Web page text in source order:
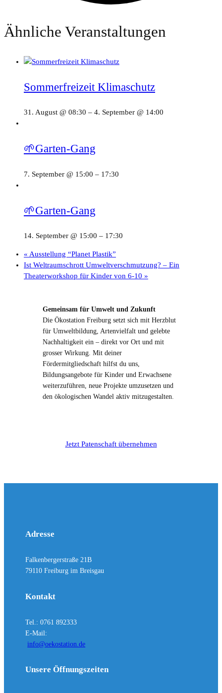
Ähnliche Veranstaltungen
Sommerfreizeit Klimaschutz
31. August @ 08:30 – 4. September @ 14:00
🌱Garten-Gang
7. September @ 15:00 – 17:30
🌱Garten-Gang
14. September @ 15:00 – 17:30
« Ausstellung “Planet Plastik”
Ist Weltraumschrott Umweltverschmutzung? – Ein
Theaterworkshop für Kinder von 6-10 »
Gemeinsam für Umwelt und Zukunft
Die Ökostation Freiburg setzt sich mit Herzblut
für Umweltbildung, Artenvielfalt und gelebte
Nachhaltigkeit ein – direkt vor Ort und mit
grosser Wirkung. Mit deiner
Fördermitgliedschaft hilfst du uns,
Bildungsangebote für Kinder und Erwachsene
weiterzuführen, neue Projekte umzusetzen und
den ökologischen Wandel aktiv mitzugestalten.
Jetzt Patenschaft übernehmen
Adresse
Falkenbergerstraße 21B
79110 Freiburg im Breisgau
Kontakt
Tel.: 0761 892333
E-Mail:
info@oekostation.de
Unsere Öffnungszeiten